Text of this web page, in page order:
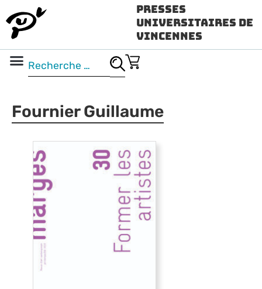
Presses
Universitaires de
Vincennes
Fournier Guillaume